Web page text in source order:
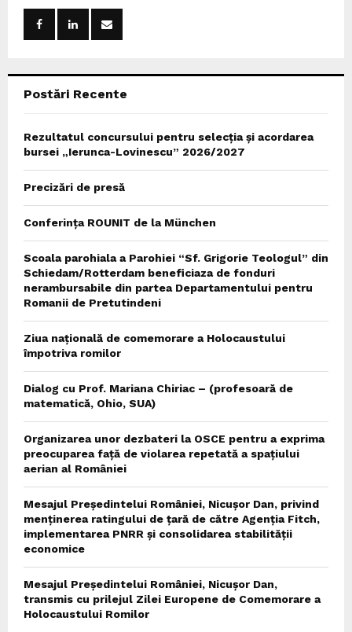
Postări Recente
Rezultatul concursului pentru selecția și acordarea
bursei „Ierunca-Lovinescu” 2026/2027
Precizări de presă
Conferința ROUNIT de la München
Scoala parohiala a Parohiei “Sf. Grigorie Teologul” din
Schiedam/Rotterdam beneficiaza de fonduri
nerambursabile din partea Departamentului pentru
Romanii de Pretutindeni
Ziua națională de comemorare a Holocaustului
împotriva romilor
Dialog cu Prof. Mariana Chiriac – (profesoară de
matematică, Ohio, SUA)
Organizarea unor dezbateri la OSCE pentru a exprima
preocuparea față de violarea repetată a spațiului
aerian al României
Mesajul Președintelui României, Nicușor Dan, privind
menținerea ratingului de țară de către Agenția Fitch,
implementarea PNRR și consolidarea stabilității
economice
Mesajul Președintelui României, Nicușor Dan,
transmis cu prilejul Zilei Europene de Comemorare a
Holocaustului Romilor